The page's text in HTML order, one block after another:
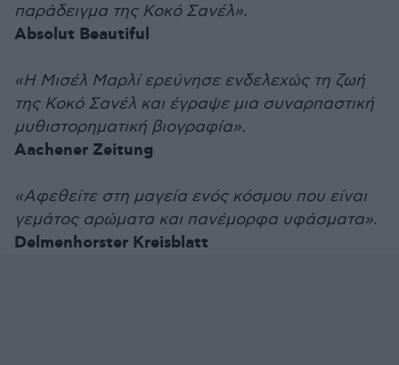
παράδειγμα της Κοκό Σανέλ».
Absolut Beautiful
«Η Μισέλ Μαρλί ερεύνησε ενδελεχώς τη ζωή
της Κοκό Σανέλ και έγραψε μια συναρπαστική
μυθιστορηματική βιογραφία».
Aachener Zeitung
«Αφεθείτε στη μαγεία ενός κόσμου που είναι
γεμάτος αρώματα και πανέμορφα υφάσματα».
Delmenhorster Kreisblatt